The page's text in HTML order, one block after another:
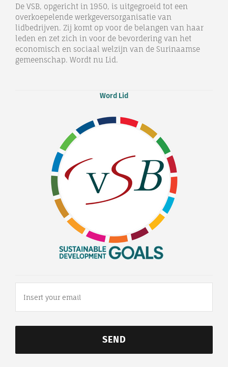
De VSB, opgericht in 1950, is uitgegroeid tot een
overkoepelende werkgeversorganisatie van
lidbedrijven. Zij komt op voor de belangen van haar
leden en zet zich in voor de bevordering van het
economisch en sociaal welzijn van de Surinaamse
gemeenschap. Wordt nu Lid.
Word Lid